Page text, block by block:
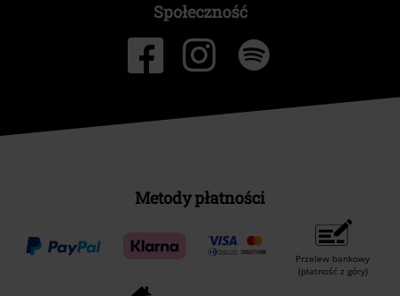
Społeczność
Metody płatności
Przelew bankowy
(płatność z góry)